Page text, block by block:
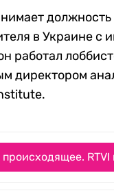
должность
в Украине с
работал
директором
RTVI